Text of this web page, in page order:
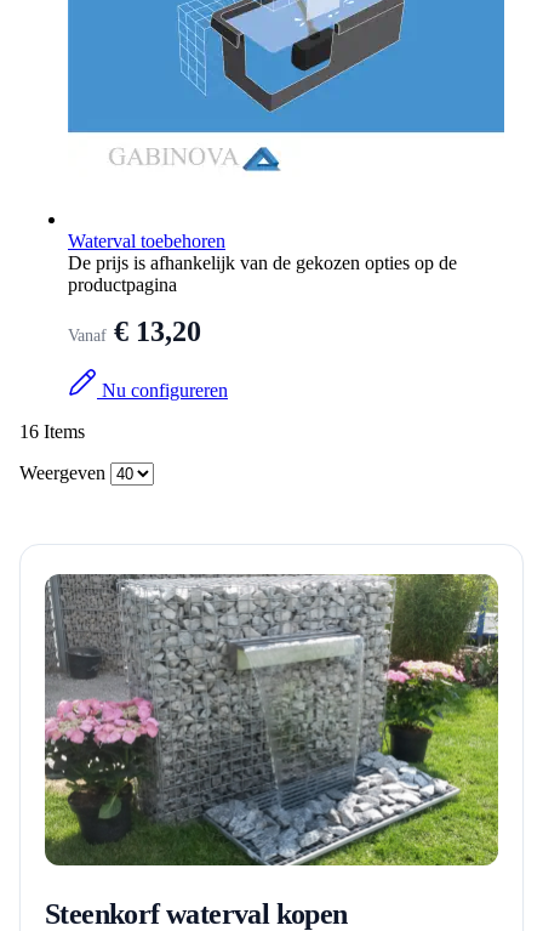
Waterval toebehoren
De prijs is afhankelijk van de gekozen opties op de
productpagina
Vanaf € 13,20
Nu configureren
16 Items
Weergeven
Steenkorf waterval kopen